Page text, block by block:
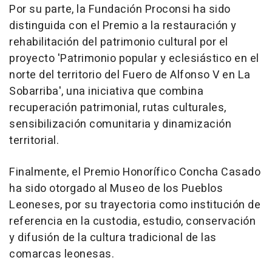
Por su parte, la Fundación Proconsi ha sido
distinguida con el Premio a la restauración y
rehabilitación del patrimonio cultural por el
proyecto 'Patrimonio popular y eclesiástico en el
norte del territorio del Fuero de Alfonso V en La
Sobarriba', una iniciativa que combina
recuperación patrimonial, rutas culturales,
sensibilización comunitaria y dinamización
territorial.
Finalmente, el Premio Honorífico Concha Casado
ha sido otorgado al Museo de los Pueblos
Leoneses, por su trayectoria como institución de
referencia en la custodia, estudio, conservación
y difusión de la cultura tradicional de las
comarcas leonesas.